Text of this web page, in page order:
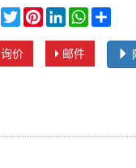
Facebook
TwitterPinterestLinkedInWhatsApp
询价 邮件